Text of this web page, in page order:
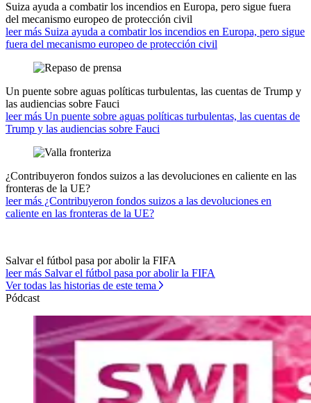
Suiza ayuda a combatir los incendios en Europa, pero sigue fuera
del mecanismo europeo de protección civil
leer más Suiza ayuda a combatir los incendios en Europa, pero sigue
fuera del mecanismo europeo de protección civil
Un puente sobre aguas políticas turbulentas, las cuentas de Trump y
las audiencias sobre Fauci
leer más Un puente sobre aguas políticas turbulentas, las cuentas de
Trump y las audiencias sobre Fauci
¿Contribuyeron fondos suizos a las devoluciones en caliente en las
fronteras de la UE?
leer más ¿Contribuyeron fondos suizos a las devoluciones en
caliente en las fronteras de la UE?
Salvar el fútbol pasa por abolir la FIFA
leer más Salvar el fútbol pasa por abolir la FIFA
Ver todas las historias de este tema
Pódcast